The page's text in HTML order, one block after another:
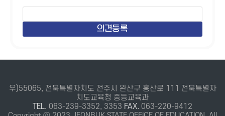
우)55065, 전북특별자치도 전주시 완산구 홍산로 111 전북특별자
치도교육청 중등교육과
TEL. 063-239-3352, 3353 FAX. 063-220-9412